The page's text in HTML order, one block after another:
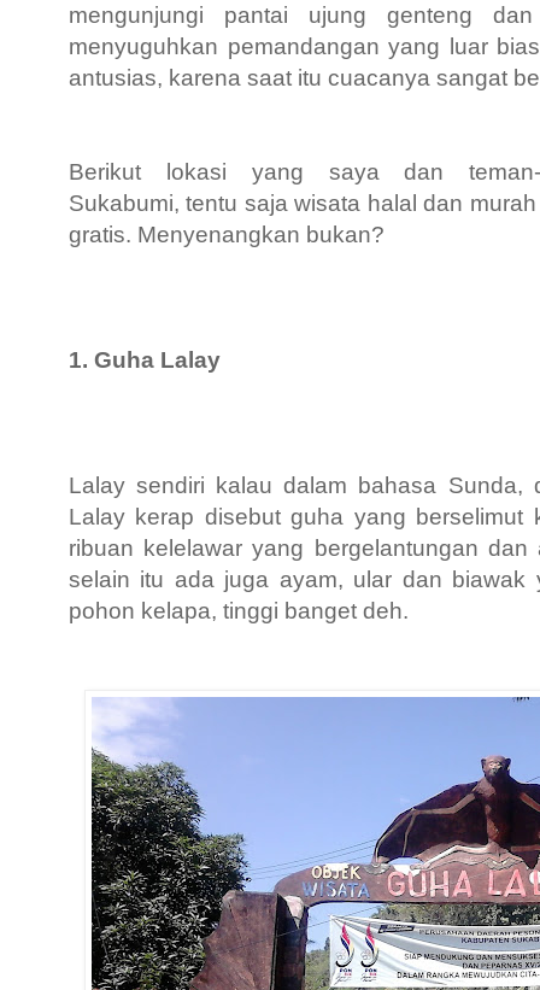
mengunjungi pantai ujung genteng
menyuguhkan pemandangan yang luar
antusias, karena saat itu cuacanya sangat
Berikut lokasi yang saya dan
Sukabumi,tentu saja wisata halal dan
gratis. Menyenangkan bukan?
1. Guha Lalay
Lalay sendiri kalau dalam bahasa Sunda,
Lalay kerap disebut guha yang berselimut
ribuan kelelawar yang bergelantungan
selain itu ada juga ayam, ular dan biawak
pohon kelapa, tinggi banget deh.